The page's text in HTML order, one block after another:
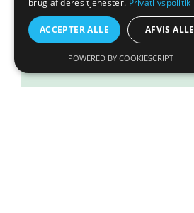
Læs mere
brug af deres tjenester. Privatlivspolitik
ACCEPTER ALLE AFVIS ALLE
POWERED BY COOKIESCRIPT